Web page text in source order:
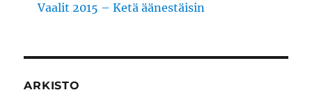
Vaalit 2015 – Ketä äänestäisin
ARKISTO